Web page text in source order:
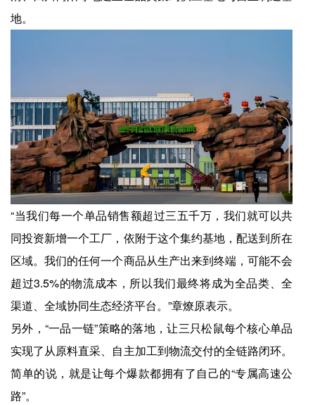
地。
“当我们每一个单品销售额超过三五千万，我们就可以共
同投资新增一个工厂，依附于这个集约基地，配送到所在
区域。我们的任何一个商品从生产出来到终端，可能不会
超过3.5%的物流成本，所以我们最终将成为全品类、全
渠道、全域协同生态经济平台。”章燎原表示。
另外，“一品一链”策略的落地，让三只松鼠每个核心单品
实现了从原料直采、自主加工到物流交付的全链路闭环。
简单的说，就是让每个爆款都拥有了自己的“专属高速公
路”。